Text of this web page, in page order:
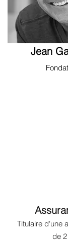
Jean
Titulaire d'une
de 2